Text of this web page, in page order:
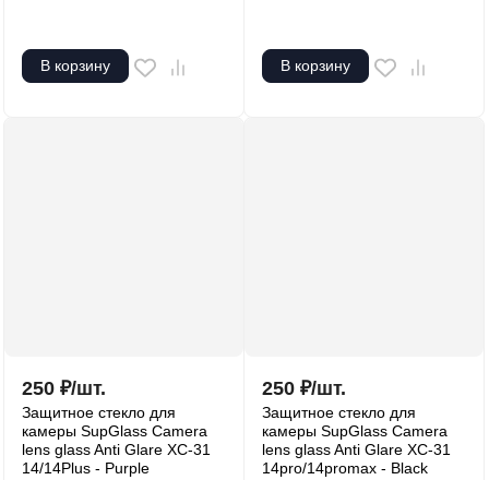
В корзину В корзину
250 ₽/шт.
Защитное стекло для
камеры SupGlass Camera
lens glass Anti Glare XC-31
14/14Plus - Purple
250 ₽/шт.
Защитное стекло для
камеры SupGlass Camera
lens glass Anti Glare XC-31
14pro/14promax - Black